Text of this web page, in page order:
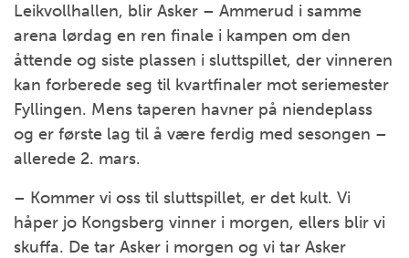
Leikvollhallen, blir Asker – Ammerud i samme
arena lørdag en ren finale i kampen om den
åttende og siste plassen i sluttspillet, der vinneren
kan forberede seg til kvartfinaler mot seriemester
Fyllingen. Mens taperen havner på niendeplass
og er første lag til å være ferdig med sesongen –
allerede 2. mars.
– Kommer vi oss til sluttspillet, er det kult. Vi
håper jo Kongsberg vinner i morgen, ellers blir vi
skuffa. De tar Asker i morgen og vi tar Asker